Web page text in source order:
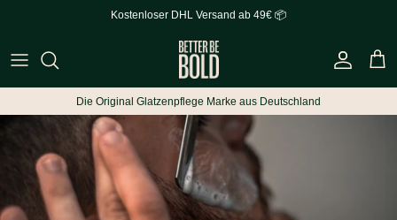
Kostenloser DHL Versand ab 49€ 📦
Konto
Die Original Glatzenpflege Marke aus Deutschland